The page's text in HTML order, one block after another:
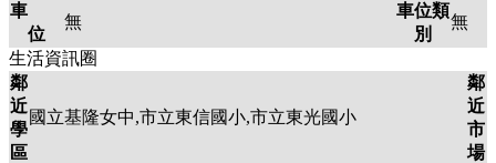
車
位
無
車位類
別
無
生活資訊圈
鄰
近
學
區
國立基隆女中,市立東信國小,市立東光國小
鄰
近
市
場